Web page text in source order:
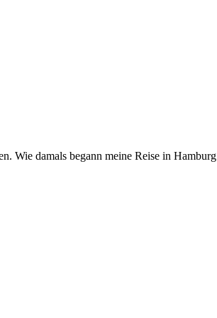
Wie damals begann meine Reise in